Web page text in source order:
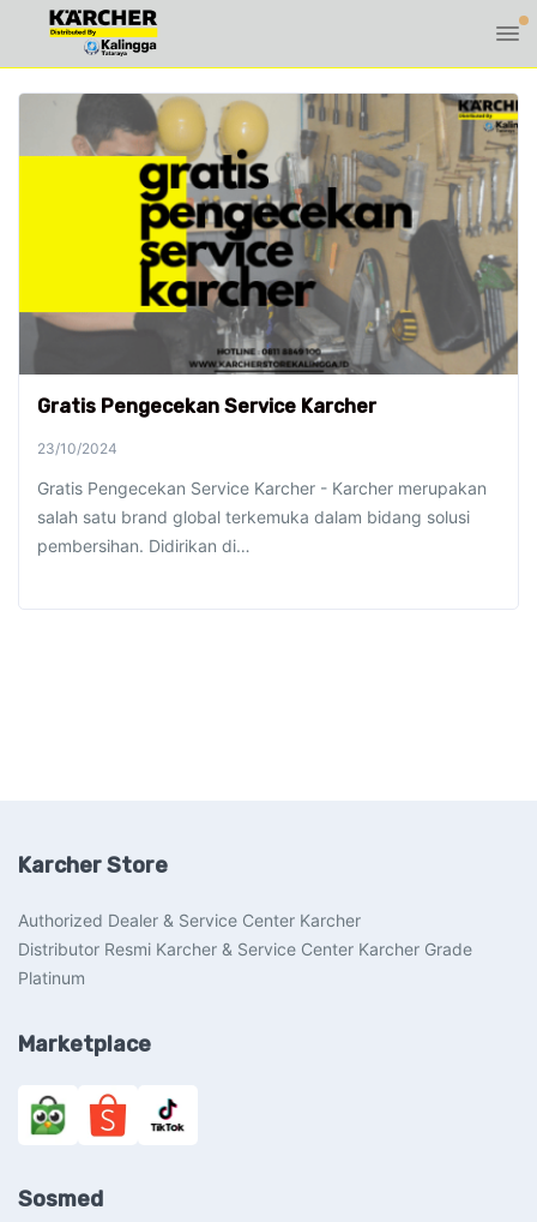
Gratis Pengecekan Service Karcher
23/10/2024
Gratis Pengecekan Service Karcher - Karcher merupakan
salah satu brand global terkemuka dalam bidang solusi
pembersihan. Didirikan di…
Karcher Store
Authorized Dealer & Service Center Karcher
Distributor Resmi Karcher & Service Center Karcher Grade
Platinum
Marketplace
Sosmed